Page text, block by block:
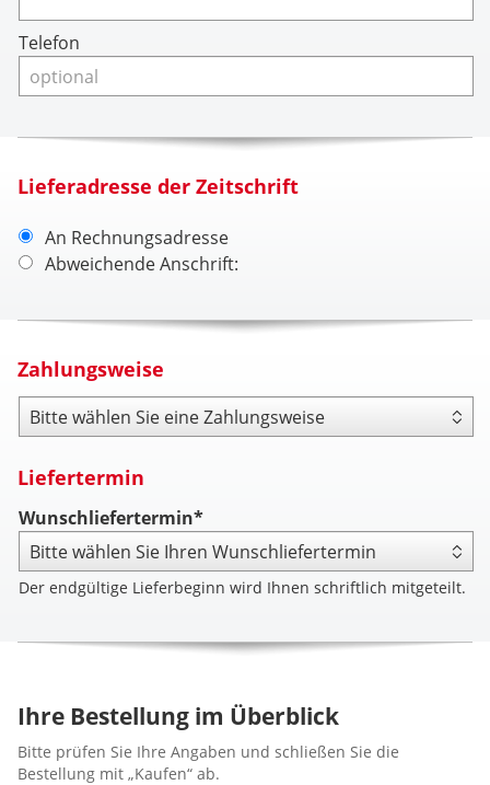
Telefon
Lieferadresse der Zeitschrift
An Rechnungsadresse
Abweichende Anschrift:
Zahlungsweise
Zahlungsweise
Liefertermin
Wunschliefertermin*
Der endgültige Lieferbeginn wird Ihnen schriftlich mitgeteilt.
Ihre Bestellung im Überblick
Bitte prüfen Sie Ihre Angaben und schließen Sie die
Bestellung mit „Kaufen“ ab.